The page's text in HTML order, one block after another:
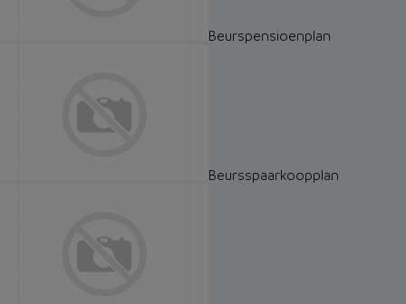
Beurspensioenplan
Beursspaarkoopplan